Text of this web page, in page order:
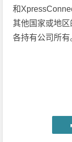
和
其他国家或地
各持有公司所